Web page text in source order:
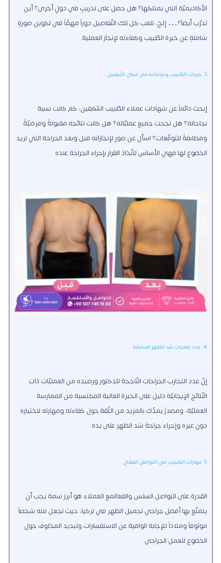
الأكاديميّة التي يمتلكها؟ هل حصل على تدريبٍ في دولٍ أخرى؟ أين
تدرّب أيضاً؟… إلخ، تلعب كل تلك التّفاصيل دوراً مهمّاً في تكوين صورةٍ
شاملةٍ عن خبرة الطّبيب وكفاءته لإنجاز العملية.
3. خبرات الطّبيب ونجاحاته في مجال التّجميل
إبحث دائماً عن شهادات عملاء الطّبيب السّابقين، كم كانت نسبة
نجاحاته؟ هل نجحت جميع عمليّاته؟ هل كانت نتائجه مقبولةٌ ومرضيّةٌ
ومطابقةٌ للتوقّعات؟ اسأل عن صورٍ لإنجازاته قبل وبعد الجراحة التي تريد
الخضوع لها فهي الأساس لاتّخاذ القرار بإجراء الجراحة عنده
4. عدد عمليات شد الظهر السابقة
إنّ عدد التجارب الجراحات النّاجحة للدكتور ورصيده من العمليّات ذات
النّتائج الإيجابيّة دليل على الخبرة العالية المكتسبة من الممارسة
العمليّة، ومصدرٌ يمدّك بالمزيد من الثّقة حول كفاءته ومهارته لاختياره
دون غيره وإجراء جراحة شد الظهر على يده.
5. مهارات الطبيب في التواصل الفعّال
القدرة على التواصل السلس والفعالمع العملاء هو أبرز سمة يجب أن
يتمتّع بها أفضل جراحي تجميل الظهر في تركيا، حيث تجعل منه شخصاً
موثوقاً وملاذاً للإجابة الوافية عن الاستفسارات وتبديد المخاوف حول
الخضوع للعمل الجراحي.